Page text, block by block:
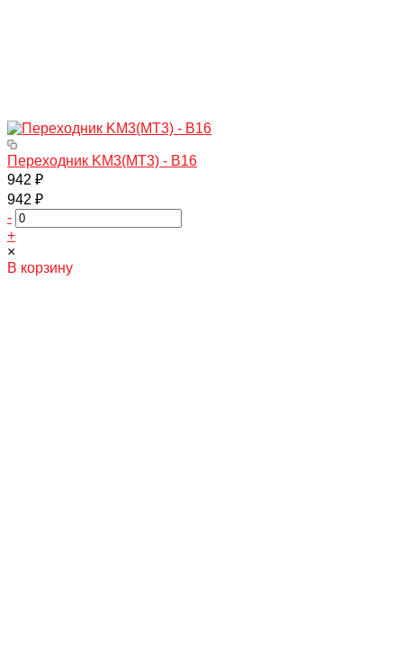
Переходник KM3(МТ3) - B16
942 ₽
942 ₽
-
+
×
В корзину